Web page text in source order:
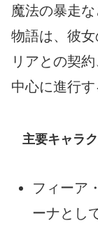
魔法の暴走
物語は、彼
リアとの契
中心に進行す
主要キャラ
フィーア
ーナとし